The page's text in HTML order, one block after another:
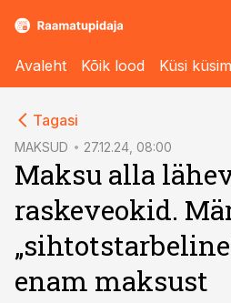
Avaleht Kõik lood Küsi
Tagasi
MAKSUD 27.12.24, 08:00
Maksu alla
raskeveokid.
enam maksust